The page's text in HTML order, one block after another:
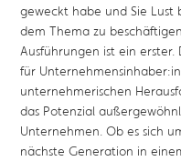
geweckt habe und Sie
dem Thema zu
Ausführungen ist ein
für
unternehmerischen
das Potenzial
Unternehmen. Ob es sich
nächste Generation in